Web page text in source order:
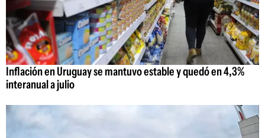
Inflación en Uruguay se mantuvo estable y quedó en 4,3%
interanual a julio